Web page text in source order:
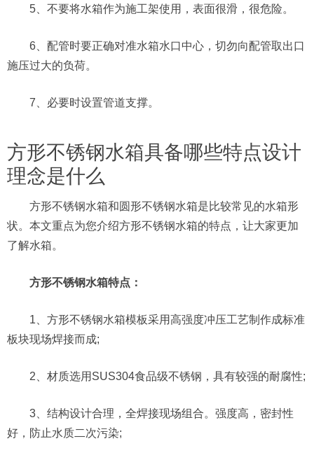
5、不要将水箱作为施工架使用，表面很滑，很危险。
6、配管时要正确对准水箱水口中心，切勿向配管取出口
施压过大的负荷。
7、必要时设置管道支撑。
方形不锈钢水箱具备哪些特点设计
理念是什么
方形不锈钢水箱和圆形不锈钢水箱是比较常见的水箱形
状。本文重点为您介绍方形不锈钢水箱的特点，让大家更加
了解水箱。
方形不锈钢水箱特点：
1、方形不锈钢水箱模板采用高强度冲压工艺制作成标准
板块现场焊接而成;
2、材质选用SUS304食品级不锈钢，具有较强的耐腐性;
3、结构设计合理，全焊接现场组合。强度高，密封性
好，防止水质二次污染;